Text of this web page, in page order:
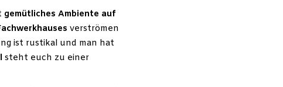
gemütliches Ambiente auf
verströmen
ist rustikal und man hat
steht euch zu einer